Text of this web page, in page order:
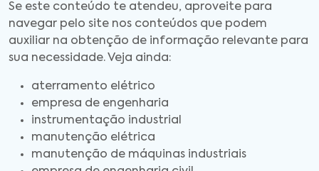
Se este conteúdo te atendeu, aproveite para
navegar pelo site nos conteúdos que podem
auxiliar na obtenção de informação relevante para
sua necessidade. Veja ainda:
aterramento elétrico
empresa de engenharia
instrumentação industrial
manutenção elétrica
manutenção de máquinas industriais